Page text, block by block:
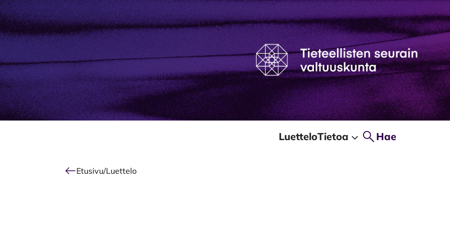
Alkuun
LuetteloTietoa Hae
Etusivu/Luettelo